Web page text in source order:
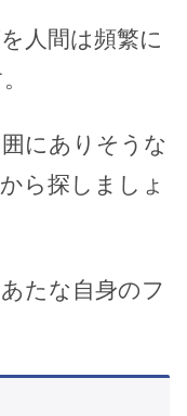
人間は頻繁に
にありそうな
ら探しましょ
たな自身のフ